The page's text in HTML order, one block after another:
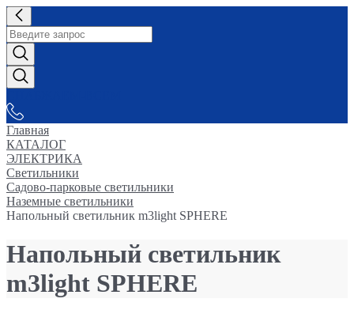
Главная
КАТАЛОГ
ЭЛЕКТРИКА
Светильники
Садово-парковые светильники
Наземные светильники
Напольный светильник m3light SPHERE
Напольный светильник
m3light SPHERE